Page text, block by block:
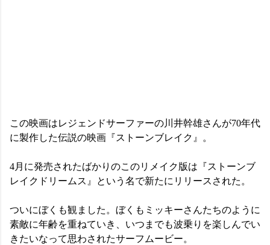
この映画はレジェンドサーファーの川井幹雄さんが70年代
に製作した伝説の映画『ストーンブレイク』。
4月に発売されたばかりのこのリメイク版は『ストーンブ
レイクドリームス』という名で新たにリリースされた。
ついにぼくも観ました。ぼくもミッキーさんたちのように
素敵に年齢を重ねていき、いつまでも波乗りを楽しんでい
きたいなって思わされたサーフムービー。